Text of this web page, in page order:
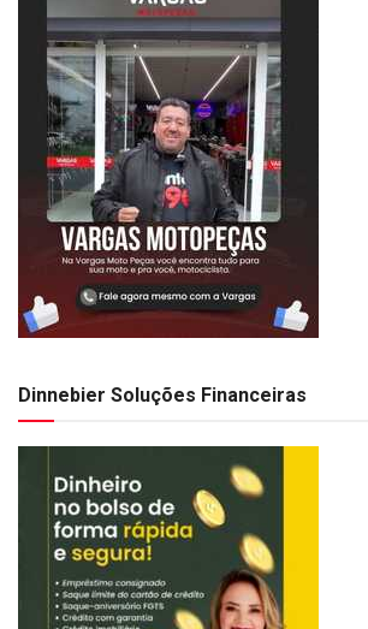
Dinnebier Soluções Financeiras